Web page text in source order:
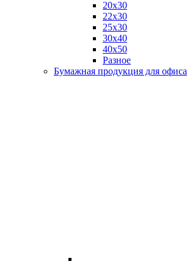
20х30
22х30
25х30
30х40
40х50
Разное
Бумажная продукция для офиса